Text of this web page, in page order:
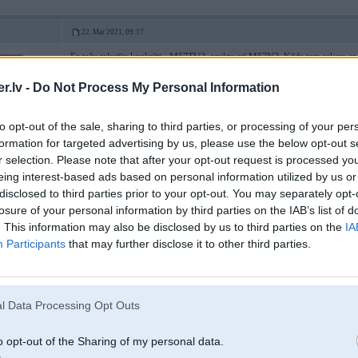
- Do Not Process My Personal Information
opt-out of the sale, sharing to third parties, or processing of your
for targeted advertising by us, please use the below opt-out
selection. Please note that after your opt-out request is processed
interest-based ads based on personal information utilized by us
to third parties prior to your opt-out. You may separately
of your personal information by third parties on the IAB’s list of
This information may also be disclosed by us to third parties on the
Participants that may further disclose it to other third parties.
Data Processing Opt Outs
opt-out of the Sharing of my personal data.
22. Mar 2021, 09:17
Es taču rakstīju konkrēti - M57TU2, saukta arī M57N2. Kāds tam sakars
Es saprotu, ka šādās niansēs varētu putroties kāds copy-paste meistars,
22. Mar 2021, 11:41
Labi, ražošanas gadi ir mana kļūda, bet viss pārējais? Tas ta kā
pārējais, kas tieši attiecās uz rakstu nav jāņēm vērā? Te nu tu brauc auzās
-----------------
http://www.kaross-chip.lv
http://www.chiptuner.lv